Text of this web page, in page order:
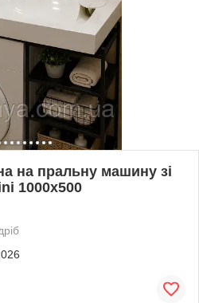
на пральну машину зі
1000х500